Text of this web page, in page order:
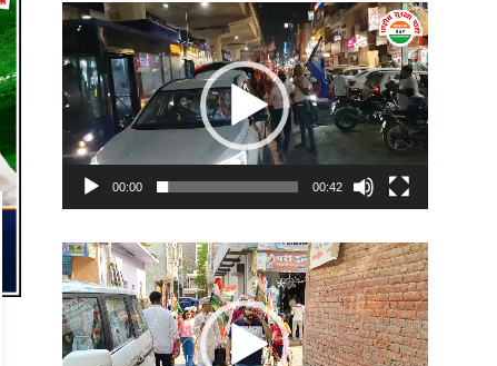
Video
Player
00:00 00:42
Video
Player